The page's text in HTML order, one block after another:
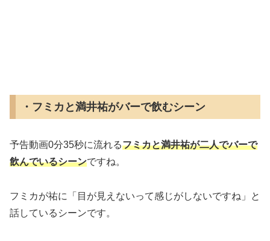
・フミカと満井祐がバーで飲むシーン
予告動画0分35秒に流れるフミカと満井祐が二人でバーで
飲んでいるシーンですね。
フミカが祐に「目が見えないって感じがしないですね」と
話しているシーンです。